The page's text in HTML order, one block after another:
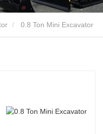
0.8 Ton Mini Excavator